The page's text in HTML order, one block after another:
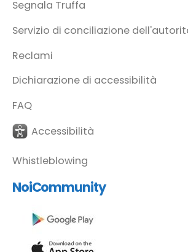
Segnala Truffa
Servizio di conciliazione
Reclami
Dichiarazione di accessibilità
FAQ
Accessibilità
Whistleblowing
NoiCommunity